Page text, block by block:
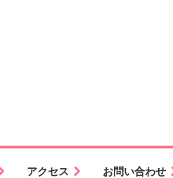
アクセス お問い合わせ